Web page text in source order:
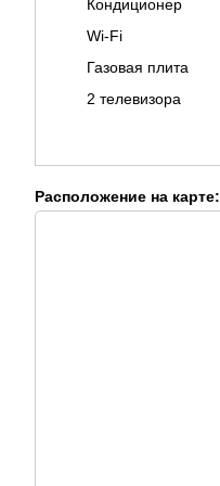
Кондиционер
Wi-Fi
Газовая плита
2 телевизора
Расположение на карте: